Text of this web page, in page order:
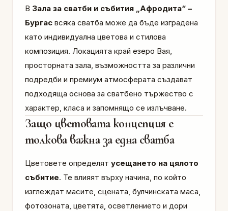
В Зала за сватби и събития „Афродита“ –
Бургас всяка сватба може да бъде изградена
като индивидуална цветова и стилова
композиция. Локацията край езеро Вая,
просторната зала, възможността за различни
подредби и премиум атмосферата създават
подходяща основа за сватбено тържество с
характер, класа и запомнящо се излъчване.
Защо цветовата концепция е
толкова важна за една сватба
Цветовете определят усещането на цялото
събитие. Те влияят върху начина, по който
изглеждат масите, сцената, булчинската маса,
фотозоната, цветята, осветлението и дори